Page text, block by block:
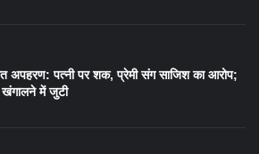
अपहरण: पत्नी पर शक, प्रेमी संग साजिश का आरोप;
में जुटी